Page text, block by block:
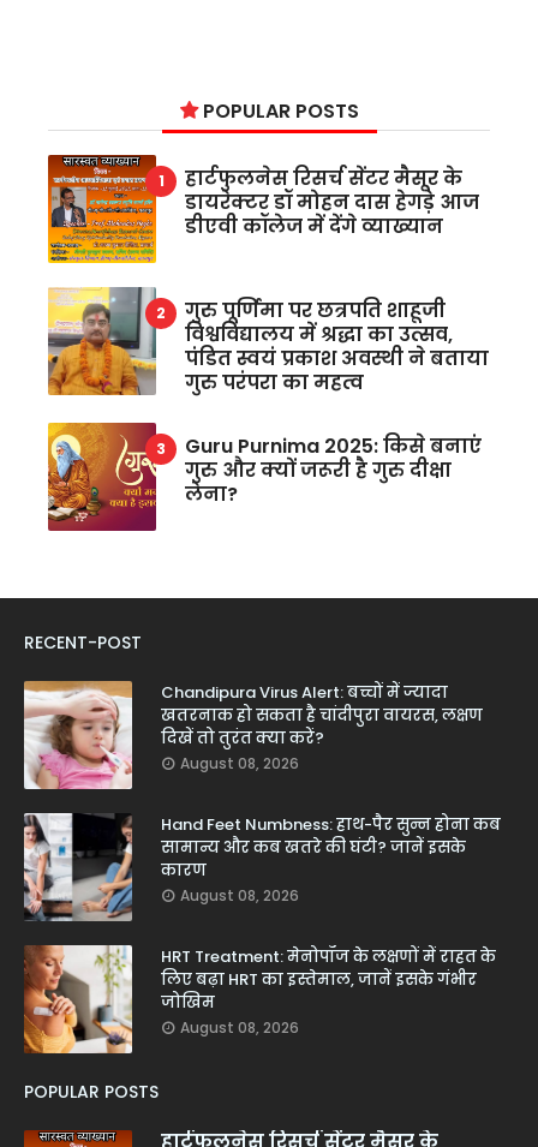
POPULAR POSTS
हार्टफुलनेस रिसर्च सेंटर मैसूर के
डायरेक्टर डॉ मोहन दास हेगड़े आज
डीएवी कॉलेज में देंगे व्याख्यान
गुरु पूर्णिमा पर छत्रपति शाहूजी
विश्वविद्यालय में श्रद्धा का उत्सव,
पंडित स्वयं प्रकाश अवस्थी ने बताया
गुरु परंपरा का महत्व
Guru Purnima 2025: किसे बनाएं
गुरु और क्यों जरूरी है गुरु दीक्षा
लेना?
RECENT-POST
Chandipura Virus Alert: बच्चों में ज्यादा
खतरनाक हो सकता है चांदीपुरा वायरस, लक्षण
दिखें तो तुरंत क्या करें?
August 08, 2026
Hand Feet Numbness: हाथ-पैर सुन्न होना कब
सामान्य और कब खतरे की घंटी? जानें इसके
कारण
August 08, 2026
HRT Treatment: मेनोपॉज के लक्षणों में राहत के
लिए बढ़ा HRT का इस्तेमाल, जानें इसके गंभीर
जोखिम
August 08, 2026
POPULAR POSTS